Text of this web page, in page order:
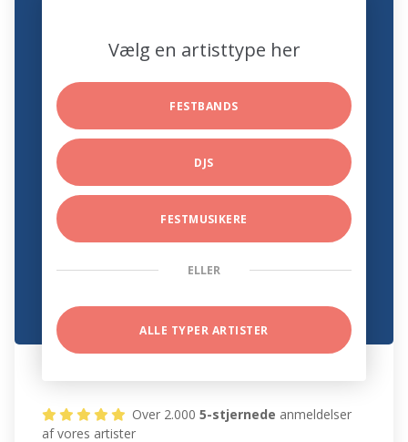
Vælg en artisttype her
FESTBANDS
DJS
FESTMUSIKERE
ELLER
ALLE TYPER ARTISTER
Over 2.0005-stjernede anmeldelser
af vores artister